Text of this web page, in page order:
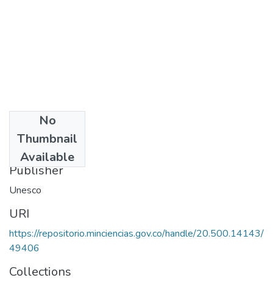
No
Thumbnail
Available
1973
Publisher
Unesco
URI
https://repositorio.minciencias.gov.co/handle/20.500.14143/
49406
Collections